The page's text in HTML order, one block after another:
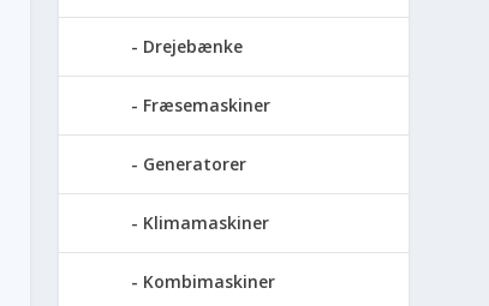
Drejebænke
Fræsemaskiner
Generatorer
Klimamaskiner
Kombimaskiner